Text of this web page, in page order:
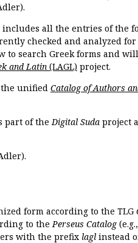
all the entries of the
checked and analyzed
to search Greek forms and
and Latin (LAGL) project.
the unified Catalog of Authors
part of theDigital Suda project
form according to the TLG
to the Perseus Catalog(e.g.,
with the prefix lagl instead